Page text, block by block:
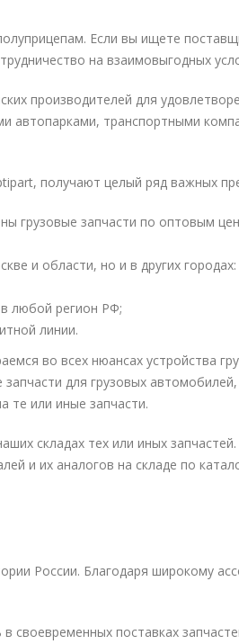
Если вы ищете
на взаимовыгодных
производителей для
автопарками, транспортными
получают целый ряд важных
грузовые запчасти по оптовым
и области, но и в других
любой регион РФ;
линии.
во всех нюансах устройства
для грузовых
те или иные запчасти.
складах тех или иных
и их аналогов на складе по
России. Благодаря широкому
поставках